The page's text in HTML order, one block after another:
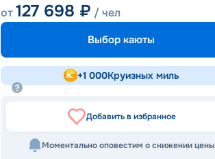
от127 698 ₽ / чел
Выбор каюты
+1 000Круизных миль
Добавить в избранное
Моментально оповестим о снижении цены